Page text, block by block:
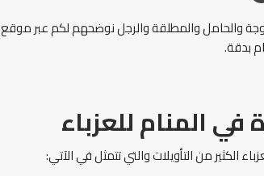
والحامل والمطلقة والرجل نوضحهم لكم عبر موقع
بدقة.
المنام للعزباء
الكثير من التأويلات والتي تتمثل في الآتي: